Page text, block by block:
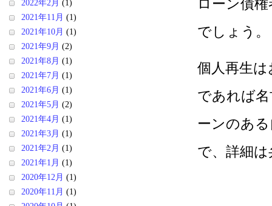
ローン債
でしょう。
個人再生
であれば
ーンのあ
で、詳細
2022年2月 (1)
2021年11月 (1)
2021年10月 (1)
2021年9月 (2)
2021年8月 (1)
2021年7月 (1)
2021年6月 (1)
2021年5月 (2)
2021年4月 (1)
2021年3月 (1)
2021年2月 (1)
2021年1月 (1)
2020年12月 (1)
2020年11月 (1)